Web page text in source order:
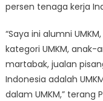
persen tenaga kerja
“Saya ini alumni
kategori UMKM, anak-
martabak, jualan
Indonesia adalah
dalam UMKM,” terang